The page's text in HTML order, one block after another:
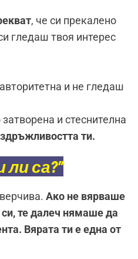
, че си прекалено
гледаш твоя интерес
и не гледаш
и стеснителна
ти.
ли са?”
Ако не вярваше
те далеч нямаше да
Вярата ти е една от